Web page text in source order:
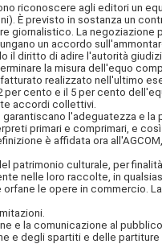
riconoscere agli editori un
È previsto in sostanza un
La
un accordo
il diritto di adire l'autorità
la misura dell'equo
realizzato nell'ultimo
cento e il 5 per cento
accordi collettivi.
l'adeguatezza e
primari e comprimari, e
è affidata ora
culturale, per
nelle loro raccolte, in
le opere in commercio.
e la comunicazione al
degli spartiti e delle